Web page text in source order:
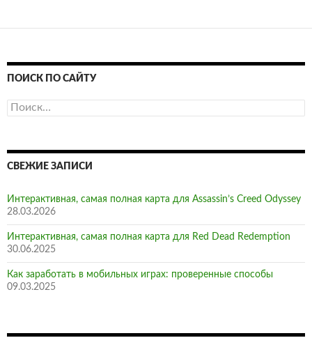
ПОИСК ПО САЙТУ
Найти:
СВЕЖИЕ ЗАПИСИ
Интерактивная, самая полная карта для Assassin’s Creed Odyssey
28.03.2026
Интерактивная, самая полная карта для Red Dead Redemption
30.06.2025
Как заработать в мобильных играх: проверенные способы
09.03.2025